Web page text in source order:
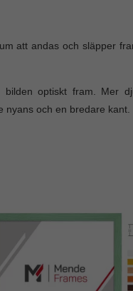
att andas och släpper
optiskt fram. Mer
och en bredare kant.